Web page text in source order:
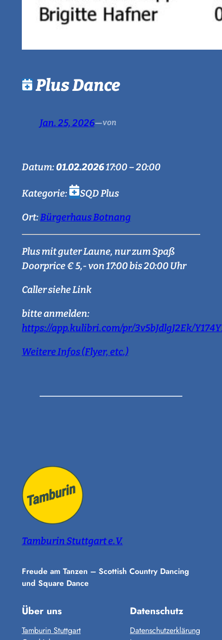
Plus Dance
Jan. 25, 2026—von
Datum: 01.02.202617:00–20:00
Kategorie: SQD Plus
Ort: Bürgerhaus Botnang
Plus mit guter Laune, nur zum Spaß
Doorprice € 5,- von 17:00 bis 20:00 Uhr
Caller siehe Link
bitte anmelden:
https://app.kulibri.com/pr/3v5bJdlgJ2Ek/
Weitere Infos (Flyer, etc.)
Tamburin Stuttgart e.V.
Freude am Tanzen – Scottish Country Dancing
und Square Dance
Über uns
Tamburin Stuttgart
Datenschutz
Datenschutzerklärung